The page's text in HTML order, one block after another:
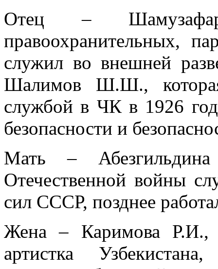
Отец –
правоохранительных,
служил во внешней
Шалимов Ш.Ш.,
службой в ЧК в 1926
безопасности и
Мать –
Отечественной войны
сил СССР, позднее
Жена – Каримова Р.И.,
артистка